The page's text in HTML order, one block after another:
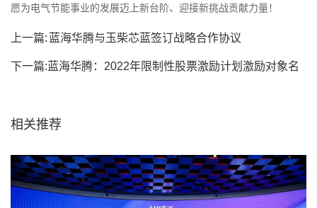
愿为电气节能事业的发展迈上新台阶、迎接新挑战贡献力量！
上一篇: 蓝海华腾与玉柴芯蓝签订战略合作协议
下一篇:蓝海华腾：2022年限制性股票激励计划激励对象名
相关推荐